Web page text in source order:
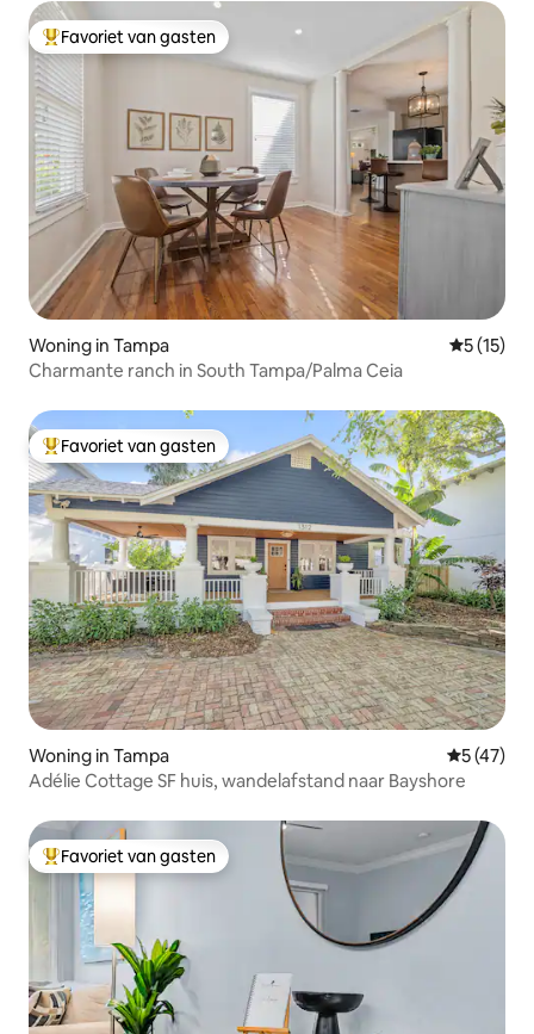
Topfavoriet van gasten
Favoriet van gasten
Woning in Tampa
5 (15)
Charmante ranch in South Tampa/Palma Ceia
Topfavoriet van gasten
Favoriet van gasten
Woning in Tampa
5 (47)
Adélie Cottage SF huis, wandelafstand naar Bayshore
Topfavoriet van gasten
Favoriet van gasten